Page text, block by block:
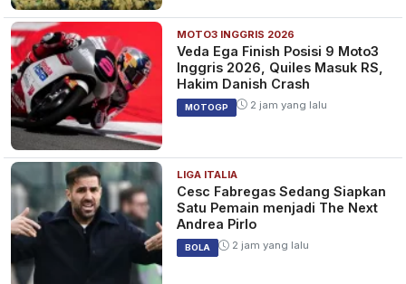
MOTO3 INGGRIS 2026
Veda Ega Finish Posisi 9 Moto3
Inggris 2026, Quiles Masuk RS,
Hakim Danish Crash
MOTOGP 2 jam yang lalu
LIGA ITALIA
Cesc Fabregas Sedang Siapkan
Satu Pemain menjadi The Next
Andrea Pirlo
BOLA 2 jam yang lalu